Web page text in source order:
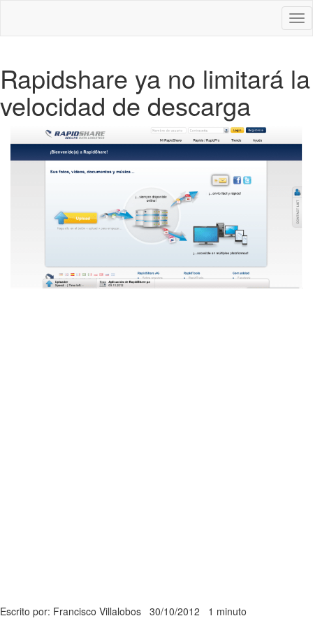
Rapidshare ya no limitará la
velocidad de descarga
Escrito por: Francisco Villalobos 30/10/2012 1 minuto